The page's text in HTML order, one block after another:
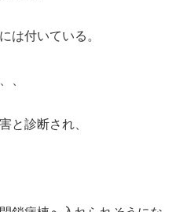
は付いている。
、
と診断され、